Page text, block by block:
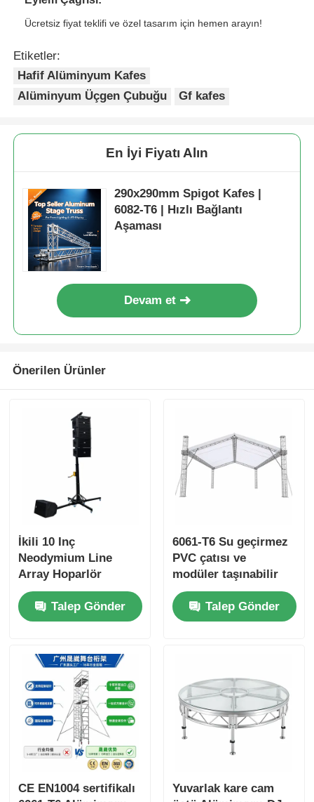
Ev
Hakkımızda
Fabrika turu
Kalite Kontrolü
Durumlar
Teklif isteyin
Alüminyum Spigot Kafes
Alüminyum cıvata kare kafesi
Alüminyum kafes sistemi
Alüminyum sahne platformu
Katmanlı kabuk
Kalabalık Barikatları
Ücretsiz fiyat teklifi ve özel tasarım için hemen arayın!
Etiketler:
Hafif Alüminyum Kafes
Alüminyum Üçgen Çubuğu
Gf kafes
En İyi Fiyatı Alın
290x290mm Spigot Kafes |
6082-T6 | Hızlı Bağlantı
Aşaması
Devam et
Önerilen Ürünler
İkili 10 Inç
Neodymium Line
Array Hoparlör
Sistemi, Manual
Winch Stand ve Pro
Audio Ses için 4
Talep Gönder
6061-T6 Su geçirmez
PVC çatısı ve
modüler taşınabilir
tasarımı olan
Alüminyum alaşımlı
etkinlik marki
Talep Gönder
CE EN1004 sertifikalı
Yuvarlak kare cam